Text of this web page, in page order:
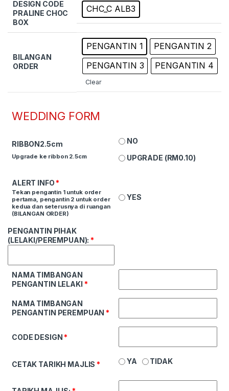
DESIGN CODE
PRALINE CHOC
BOX
CHC_C ALB3
BILANGAN
ORDER
PENGANTIN 1
PENGANTIN 2
PENGANTIN 3
PENGANTIN 4
Clear
WEDDING FORM
RIBBON2.5cm
Upgrade ke ribbon 2.5cm
NO
UPGRADE (RM0.10)
ALERT INFO*
Tekan pengantin 1 untuk order
pertama, pengantin 2 untuk order
kedua dan seterusnya di ruangan
(BILANGAN ORDER)
YES
PENGANTIN PIHAK
(LELAKI/PEREMPUAN):*
NAMA TIMBANGAN
PENGANTIN LELAKI *
NAMA TIMBANGAN
PENGANTIN PEREMPUAN*
CODE DESIGN*
CETAK TARIKH MAJLIS* YA TIDAK